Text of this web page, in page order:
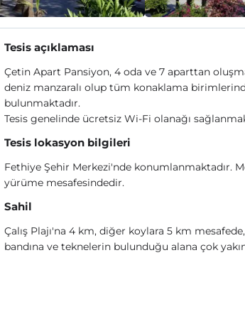
Tesis açıklaması
Çetin Apart Pansiyon, 4 oda ve 7 aparttan
deniz manzaralı olup tüm konaklama
bulunmaktadır.
Tesis genelinde ücretsiz Wi-Fi olanağı
Tesis lokasyon bilgileri
Fethiye Şehir Merkezi'nde konumlanmaktadır.
yürüme mesafesindedir.
Sahil
Çalış Plajı'na 4 km, diğer koylara 5 km
bandına ve teknelerin bulunduğu alana çok